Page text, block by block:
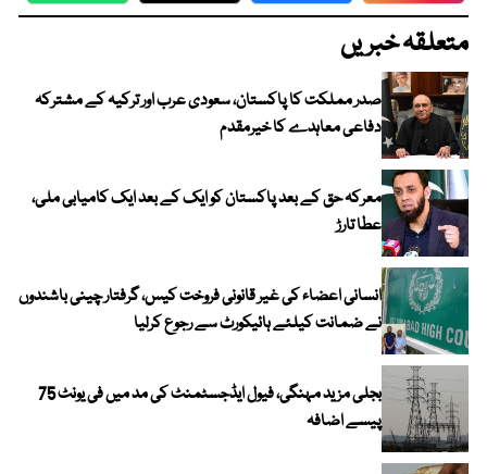
متعلقہ خبریں
صدر مملکت کا پاکستان، سعودی عرب اور ترکیہ کے مشترکہ
دفاعی معاہدے کا خیرمقدم
معرکہ حق کے بعد پاکستان کو ایک کے بعد ایک کامیابی ملی،
عطا تارڑ
انسانی اعضاء کی غیر قانونی فروخت کیس، گرفتار چینی باشندوں
نے ضمانت کیلئے ہائیکورٹ سے رجوع کرلیا
بجلی مزید مہنگی، فیول ایڈجسٹمنٹ کی مد میں فی یونٹ 75
پیسے اضافہ